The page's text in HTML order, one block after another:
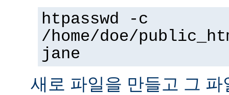
htpasswd -c
/home/doe/
jane
새로 파일을 만들고 그